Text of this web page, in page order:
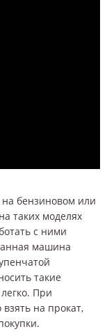
на бензиновом или
таких моделях
с ними
машина
такие
При
на прокат,